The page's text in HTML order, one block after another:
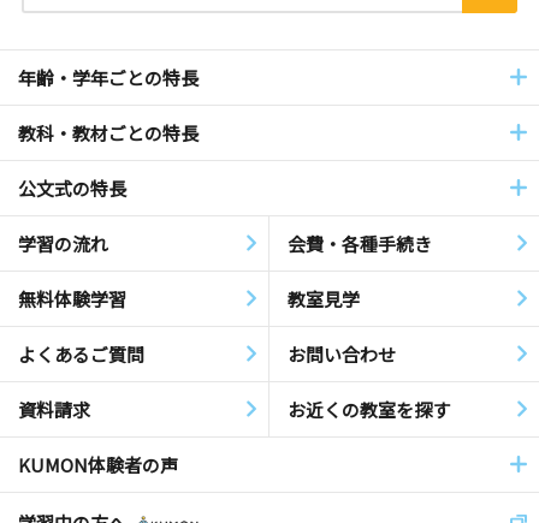
年齢・学年ごとの特長
教科・教材ごとの特長
公文式の特長
学習の流れ 会費・各種手続き
無料体験学習 教室見学
よくあるご質問 お問い合わせ
資料請求 お近くの教室を探す
KUMON体験者の声